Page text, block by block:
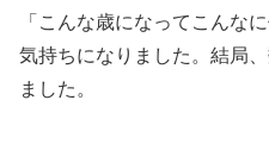
「こんな歳になってこんな
気持ちになりました。結局
ました。